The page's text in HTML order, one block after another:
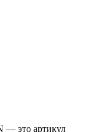
— это артикул